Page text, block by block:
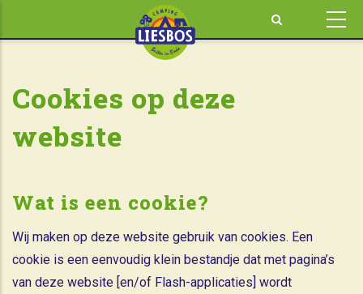
inhoud
Cookies op deze
website
Wat is een cookie?
Wij maken op deze website gebruik van cookies. Een
cookie is een eenvoudig klein bestandje dat met pagina’s
van deze website [en/of Flash-applicaties] wordt